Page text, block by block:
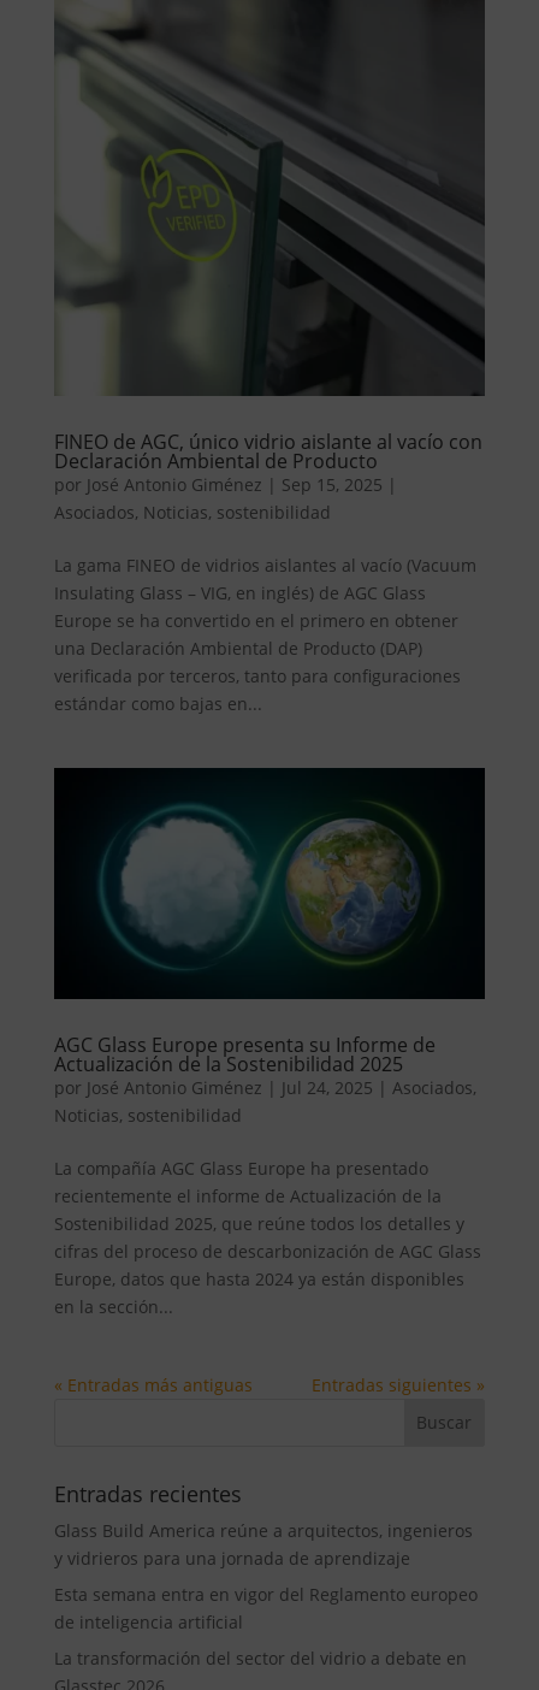
FINEO de AGC, único vidrio aislante al vacío con
Declaración Ambiental de Producto
por José Antonio Giménez | Sep 15, 2025 |
Asociados, Noticias, sostenibilidad
La gama FINEO de vidrios aislantes al vacío (Vacuum
Insulating Glass – VIG, en inglés) de AGC Glass
Europe se ha convertido en el primero en obtener
una Declaración Ambiental de Producto (DAP)
verificada por terceros, tanto para configuraciones
estándar como bajas en...
AGC Glass Europe presenta su Informe de
Actualización de la Sostenibilidad 2025
por José Antonio Giménez | Jul 24, 2025 | Asociados,
Noticias, sostenibilidad
La compañía AGC Glass Europe ha presentado
recientemente el informe de Actualización de la
Sostenibilidad 2025, que reúne todos los detalles y
cifras del proceso de descarbonización de AGC Glass
Europe, datos que hasta 2024 ya están disponibles
en la sección...
« Entradas más antiguas Entradas siguientes »
Entradas recientes
Glass Build America reúne a arquitectos, ingenieros
y vidrieros para una jornada de aprendizaje
Esta semana entra en vigor del Reglamento europeo
de inteligencia artificial
La transformación del sector del vidrio a debate en
Glasstec 2026